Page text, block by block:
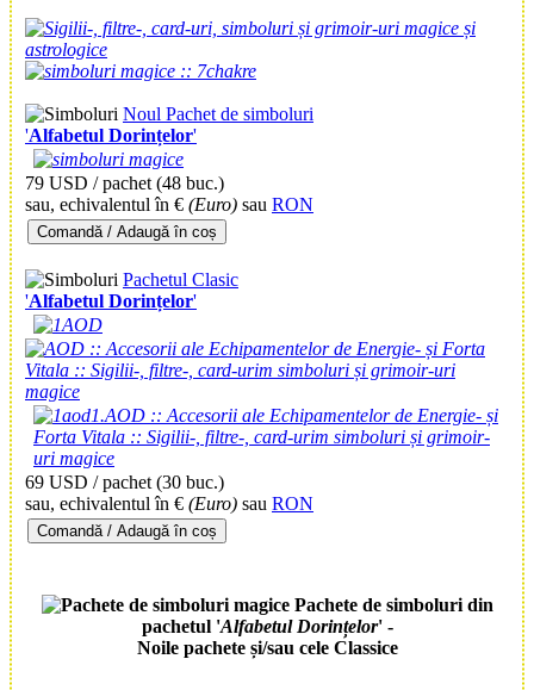
Noul Pachet de simboluri
'Alfabetul Dorințelor'
79 USD / pachet (48 buc.)
sau, echivalentul în € (Euro) sau RON
Comandă / Adaugă în coș
Pachetul Clasic
'Alfabetul Dorințelor'
69 USD / pachet (30 buc.)
sau, echivalentul în € (Euro) sau RON
Comandă / Adaugă în coș
Pachete de simboluri din
pachetul 'Alfabetul Dorințelor' -
Noile pachete și/sau cele Classice